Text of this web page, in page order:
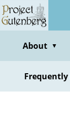
Skip
to
contentAbout ▼